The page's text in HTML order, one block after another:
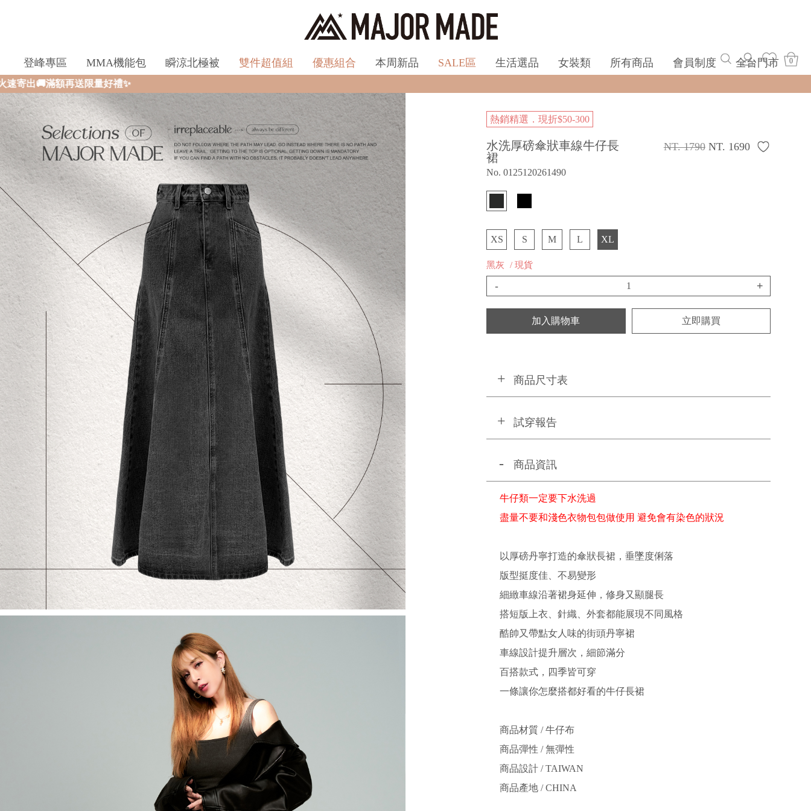
登峰專區 MMA機能包 瞬涼北極被 雙件超值組 優惠組合 本周新品 SALE區 生活選品 女裝類 所有商品 會員制度 全台門市 0
熱銷精選．現折$50-300
水洗厚磅傘狀車線牛仔長
裙
No. 0125120261490
NT. 1790 NT. 1690
XS S M L XL
黑灰 / 現貨
- +
加入購物車 立即購買
商品尺寸表
試穿報告
商品資訊
牛仔類一定要下水洗過
盡量不要和淺色衣物包包做使用 避免會有染色的狀況
以厚磅丹寧打造的傘狀長裙，垂墜度俐落
版型挺度佳、不易變形
細緻車線沿著裙身延伸，修身又顯腿長
搭短版上衣、針織、外套都能展現不同風格
酷帥又帶點女人味的街頭丹寧裙
車線設計提升層次，細節滿分
百搭款式，四季皆可穿
一條讓你怎麼搭都好看的牛仔長裙
商品材質 / 牛仔布
商品彈性 / 無彈性
商品設計 / TAIWAN
商品產地 / CHINA